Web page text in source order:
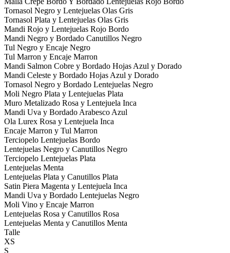
Tornasol Negro y Lentejuelas Olas Gris
Tornasol Plata y Lentejuelas Olas Gris
Mandi Rojo y Lentejuelas Rojo Bordo
Mandi Negro y Bordado Canutillos Negro
Tul Negro y Encaje Negro
Tul Marron y Encaje Marron
Mandi Salmon Cobre y Bordado Hojas Azul y Dorado
Mandi Celeste y Bordado Hojas Azul y Dorado
Tornasol Negro y Bordado Lentejuelas Negro
Moli Negro Plata y Lentejuelas Plata
Muro Metalizado Rosa y Lentejuela Inca
Mandi Uva y Bordado Arabesco Azul
Ola Lurex Rosa y Lentejuela Inca
Encaje Marron y Tul Marron
Terciopelo Lentejuelas Bordo
Lentejuelas Negro y Canutillos Negro
Terciopelo Lentejuelas Plata
Lentejuelas Menta
Lentejuelas Plata y Canutillos Plata
Satin Piera Magenta y Lentejuela Inca
Mandi Uva y Bordado Lentejuelas Negro
Moli Vino y Encaje Marron
Lentejuelas Rosa y Canutillos Rosa
Lentejuelas Menta y Canutillos Menta
Talle
XS
S